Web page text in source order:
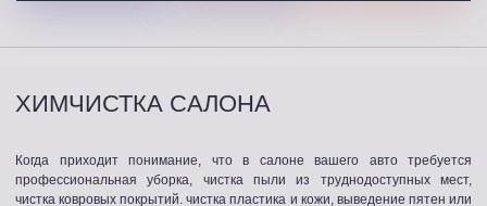
ХИМЧИСТКА САЛОНА
Когда приходит понимание, что в салоне вашего авто требуется
профессиональная уборка, чистка пыли из труднодоступных мест,
чистка ковровых покрытий. чистка пластика и кожи, выведение пятен или